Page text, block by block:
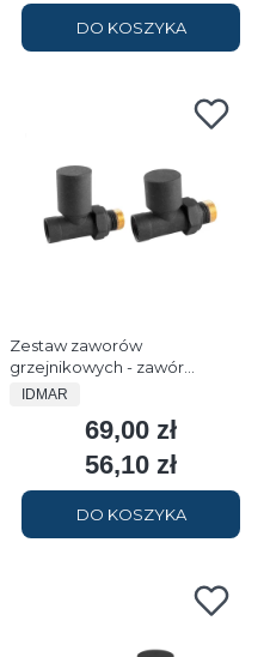
DO KOSZYKA
Zestaw zaworów
grzejnikowych - zawór
regulacyjny i odcinający prosty
PRODUCENT
IDMAR
Cena
69,00 zł
Cena
56,10 zł
DO KOSZYKA